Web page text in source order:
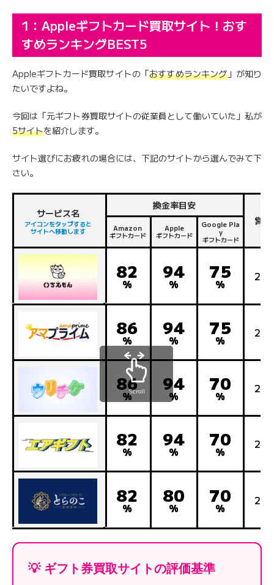
1：Appleギフトカード買取サイト！おす
すめランキングBEST5
Appleギフトカード買取サイトの「おすすめランキング」が知り
たいですよね。
今回は「元ギフト券買取サイトの従業員として働いていた」私が
5サイトを紹介します。
サイト選びにお疲れの場合には、下記のサイトから選んでみて下
さい。
サービス名
アイコンをタップすると
サイトへ移動します
換金率目安
営業
Amazon
ギフトカード
Apple
ギフトカード
Google Pla
y
ギフトカード
82
%
94
%
75
%
24
86
%
94
%
75
%
24
86
%
94
%
70
%
24
82
%
94
%
70
%
24
82
%
80
%
70
%
24
Scroll
💡 ギフト券買取サイトの評価基準